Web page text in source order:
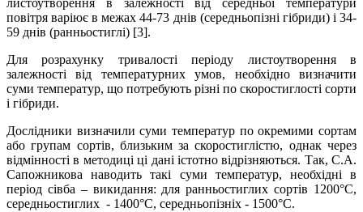
листоутворення в залежності від середньої температури
повітря варіює в межах 44-73 днів (середньопізні гібриди) і 34-
59 днів (ранньостиглі) [3].
Для розрахунку тривалості періоду листоутворення в
залежності від температурних умов, необхідно визначити
суми температур, що потребують різні по скоростиглості сорти
і гібриди.
Дослідники визначили суми температур по окремими сортам
або групам сортів, близьким за скоростиглістю, однак через
відмінності в методиці ці дані істотно відрізняються. Так, С.А.
Сапожникова наводить такі суми температур, необхідні в
період сівба – викидання: для ранньостиглих cортів 1200°С,
середньостиглих - 1400°С, середньопізніх - 1500°С.